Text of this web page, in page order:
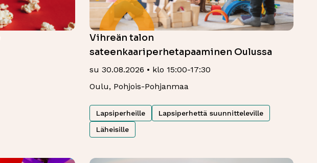
Vihreän talon
sateenkaariperhetapaaminen Oulussa
su 30.08.2026 • klo 15:00-17:30
Oulu, Pohjois-Pohjanmaa
Lapsiperheille
Lapsiperhettä suunnitteleville
Läheisille